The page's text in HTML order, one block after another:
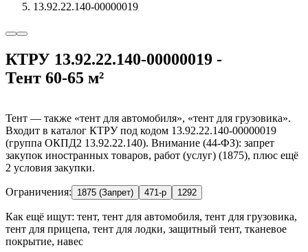
13.92.22.140-00000019
КТРУ 13.92.22.140-00000019 -
Тент 60-65 м²
Тент — также «тент для автомобиля», «тент для грузовика».
Входит в каталог КТРУ под кодом 13.92.22.140-00000019
(группа ОКПД2 13.92.22.140). Внимание (44-ФЗ): запрет
закупок иностранных товаров, работ (услуг) (1875), плюс ещё
2 условия закупки.
Ограничения: 1875 (Запрет) 471-р 1292
Как ещё ищут: тент, тент для автомобиля, тент для грузовика,
тент для прицепа, тент для лодки, защитный тент, тканевое
покрытие, навес